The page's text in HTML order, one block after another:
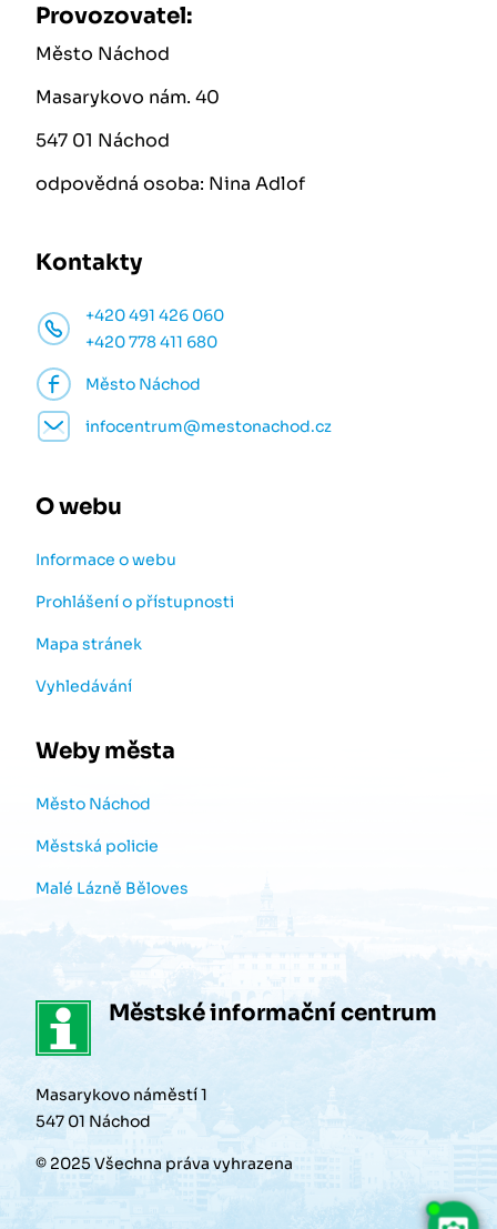
Provozovatel:
Město Náchod
Masarykovo nám. 40
547 01 Náchod
odpovědná osoba: Nina Adlof
Kontakty
+420 491 426 060
+420 778 411 680
Město Náchod
infocentrum@mestonachod.cz
O webu
Informace o webu
Prohlášení o přístupnosti
Mapa stránek
Vyhledávání
Weby města
Město Náchod
Městská policie
Malé Lázně Běloves
Městské informační centrum
Masarykovo náměstí 1
547 01 Náchod
© 2025 Všechna práva vyhrazena